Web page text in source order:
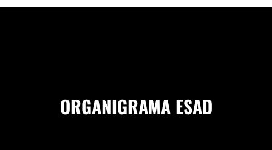
ORGANIGRAMA ESAD